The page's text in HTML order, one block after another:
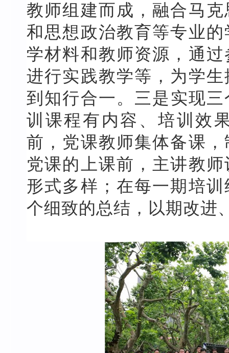
教师组建而成，融合马
和思想政治教育等专业
学材料和教师资源，通
进行实践教学等，为学
到知行合一。三是实现
训课程有内容、培训效
前，党课教师集体备课
党课的上课前，主讲教
形式多样；在每一期培
个细致的总结，以期改进